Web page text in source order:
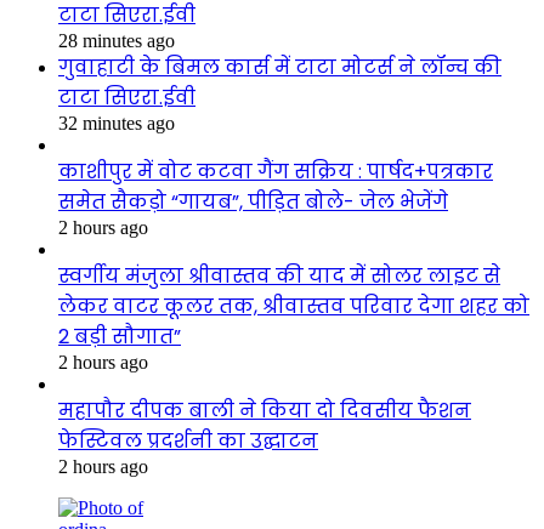
टाटा सिएरा.ईवी
28 minutes ago
गुवाहाटी के बिमल कार्स में टाटा मोटर्स ने लॉन्च की
टाटा सिएरा.ईवी
32 minutes ago
काशीपुर में वोट कटवा गैंग सक्रिय : पार्षद+पत्रकार
समेत सैकड़ो “गायब”, पीड़ित बोले- जेल भेजेंगे
2 hours ago
स्वर्गीय मंजुला श्रीवास्तव की याद में सोलर लाइट से
लेकर वाटर कूलर तक, श्रीवास्तव परिवार देगा शहर को
2 बड़ी सौगात”
2 hours ago
महापौर दीपक बाली ने किया दो दिवसीय फैशन
फेस्टिवल प्रदर्शनी का उद्घाटन
2 hours ago